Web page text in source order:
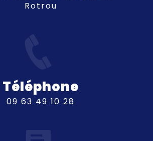
Rotrou
Téléphone
09 63 49 10 28